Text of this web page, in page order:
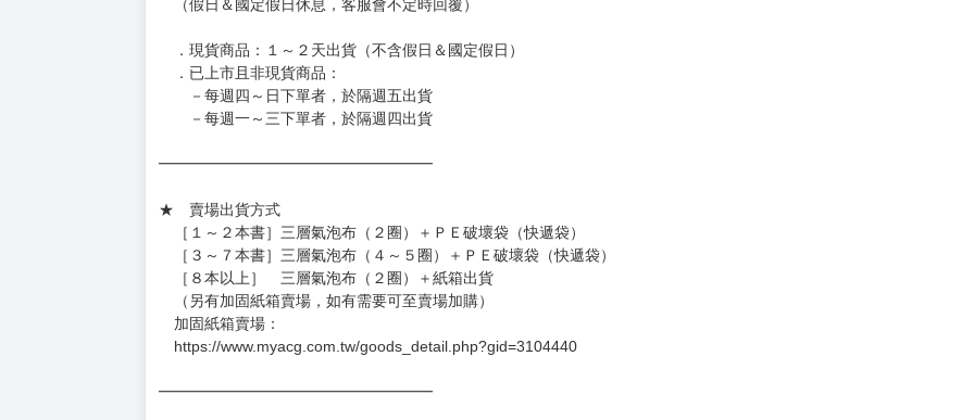
約發售後1個月-2個月抵台。
◆如遇缺貨或砍單，將另行通知並取消訂單，敬請諒解。
週一～週五 １０：００～１９：００
（假日＆國定假日休息，客服會不定時回覆）
．現貨商品：１～２天出貨（不含假日＆國定假日）
．已上市且非現貨商品：
－每週四～日下單者，於隔週五出貨
－每週一～三下單者，於隔週四出貨